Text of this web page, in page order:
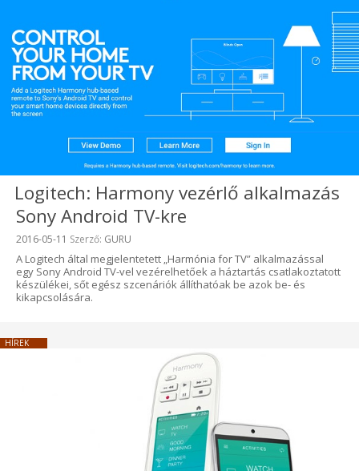
Logitech: Harmony vezérlő alkalmazás
Sony Android TV-kre
Beküldve:
2016-05-11 Szerző: GURU
A Logitech által megjelentetett „Harmónia for TV” alkalmazással
egy Sony Android TV-vel vezérelhetőek a háztartás csatlakoztatott
készülékei, sőt egész szcenáriók állíthatóak be azok be- és
kikapcsolására.
HÍREK